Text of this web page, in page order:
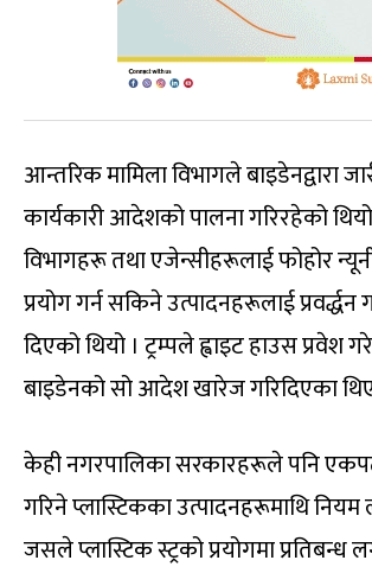
आन्तरिक मामिला विभागले बाइडेनद्वारा
कार्यकारी आदेशको पालना गरिरहेको
विभागहरू तथा एजेन्सीहरूलाई फोहोर
प्रयोग गर्न सकिने उत्पादनहरूलाई प्रवर्द्धन
दिएको थियो । ट्रम्पले ह्वाइट हाउस प्रवेश
बाइडेनको सो आदेश खारेज गरिदिएका
केही नगरपालिका सरकारहरूले पनि
गरिने प्लास्टिकका उत्पादनहरूमाथि
जसले प्लास्टिक स्ट्रको प्रयोगमा प्रतिबन्ध